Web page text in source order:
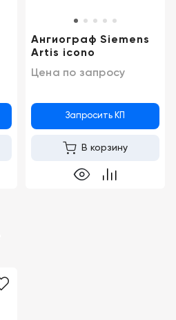
Ангиограф Siemens
Artis icono
Цена по запросу
Запросить КП
В корзину